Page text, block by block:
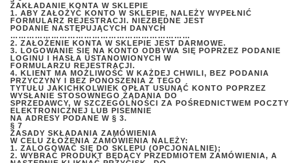
ZAKŁADANIE KONTA W SKLEPIE
1. ABY ZAŁOŻYĆ KONTO W SKLEPIE, NALEŻY WYPEŁNIĆ
FORMULARZ REJESTRACJI. NIEZBĘDNE JEST
PODANIE NASTĘPUJĄCYCH DANYCH
…………………………………………………………
2. ZAŁOŻENIE KONTA W SKLEPIE JEST DARMOWE.
3. LOGOWANIE SIĘ NA KONTO ODBYWA SIĘ POPRZEZ PODANIE
LOGINU I HASŁA USTANOWIONYCH W
FORMULARZU REJESTRACJI.
4. KLIENT MA MOŻLIWOŚĆ W KAŻDEJ CHWILI, BEZ PODANIA
PRZYCZYNY I BEZ PONOSZENIA Z TEGO
TYTUŁU JAKICHKOLWIEK OPŁAT USUNĄĆ KONTO POPRZEZ
WYSŁANIE STOSOWNEGO ŻĄDANIA DO
SPRZEDAWCY, W SZCZEGÓLNOŚCI ZA POŚREDNICTWEM POCZTY
ELEKTRONICZNEJ LUB PISEMNIE
NA ADRESY PODANE W § 3.
§ 7
ZASADY SKŁADANIA ZAMÓWIENIA
W CELU ZŁOŻENIA ZAMÓWIENIA NALEŻY:
1. ZALOGOWAĆ SIĘ DO SKLEPU (OPCJONALNIE);
2. WYBRAĆ PRODUKT BĘDĄCY PRZEDMIOTEM ZAMÓWIENIA, A